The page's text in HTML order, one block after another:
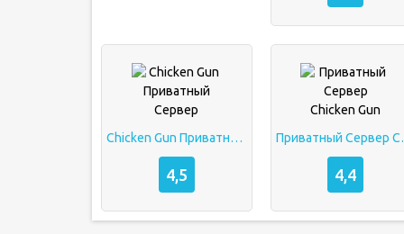
Chicken Gun Приватный Сервер
4,5 4,4